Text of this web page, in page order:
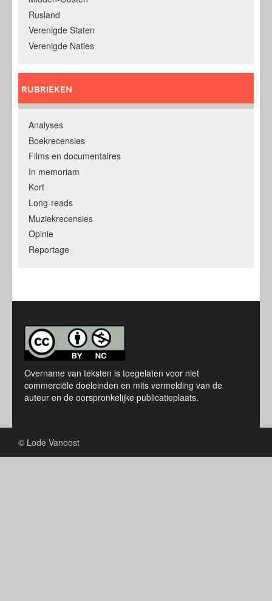
Rusland
Verenigde Staten
Verenigde Naties
RUBRIEKEN
Analyses
Boekrecensies
Films en documentaires
In memoriam
Kort
Long-reads
Muziekrecensies
Opinie
Reportage
Overname van teksten is toegelaten voor niet
commerciële doeleinden en mits vermelding van de
auteur en de oorspronkelijke publicatieplaats.
© Lode Vanoost